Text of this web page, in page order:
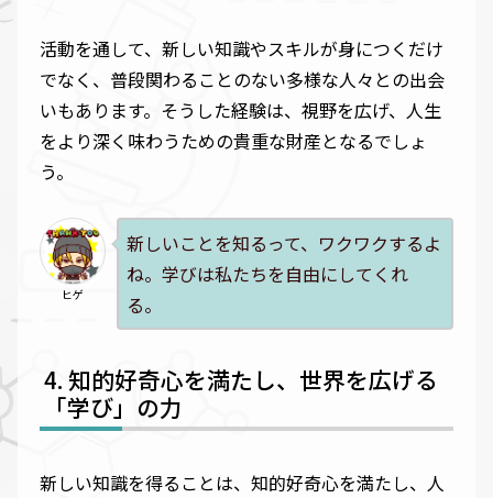
活動を通して、新しい知識やスキルが身につくだけ
でなく、普段関わることのない多様な人々との出会
いもあります。そうした経験は、視野を広げ、人生
をより深く味わうための貴重な財産となるでしょ
う。
ヒゲ
新しいことを知るって、ワクワクするよ
ね。学びは私たちを自由にしてくれ
る。
知的好奇心を満たし、世界を広げる
「学び」の力
新しい知識を得ることは、知的好奇心を満たし、人